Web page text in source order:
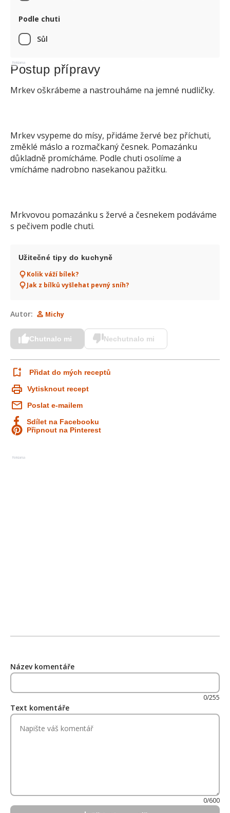
Podle chuti
Sůl
Reklama
Postup přípravy
Mrkev oškrábeme a nastrouháme na jemné nudličky.
Mrkev vsypeme do mísy, přidáme žervé bez příchuti,
změklé máslo a rozmačkaný česnek. Pomazánku
důkladně promícháme. Podle chuti osolíme a
vmícháme nadrobno nasekanou pažitku.
Mrkvovou pomazánku s žervé a česnekem podáváme
s pečivem podle chuti.
Užitečné tipy do kuchyně
Kolik váží bílek?
Jak z bílků vyšlehat pevný sníh?
Autor: Michy
Chutnalo mi Nechutnalo mi
Přidat do mých receptů
Vytisknout recept
Poslat e-mailem
Sdílet na Facebooku
Připnout na Pinterest
Reklama
Název komentáře
0/255
Text komentáře
0/600